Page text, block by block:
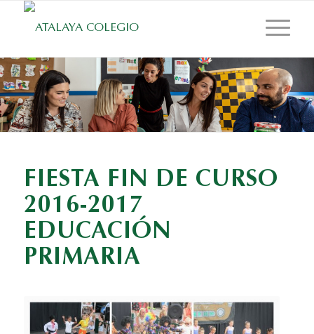
FIESTA FIN DE CURSO
2016-2017
EDUCACIÓN
PRIMARIA